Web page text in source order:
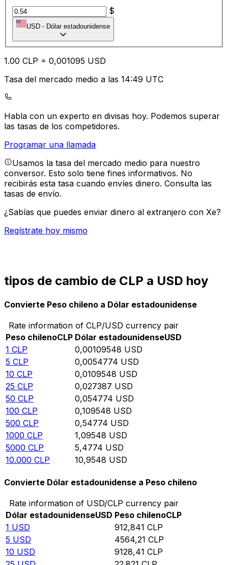
$
USD - Dólar estadounidense
1.00 CLP = 0,001095 USD
Tasa del mercado medio a las 14:49 UTC
Habla con un experto en divisas hoy. Podemos superar
las tasas de los competidores.
Programar una llamada
Usamos la tasa del mercado medio para nuestro
conversor. Esto solo tiene fines informativos. No
recibirás esta tasa cuando envíes dinero. Consulta las
tasas de envío.
¿Sabías que puedes enviar dinero al extranjero con Xe?
Regístrate hoy mismo
tipos de cambio de CLP a USD hoy
Convierte Peso chileno a Dólar estadounidense
Rate information of CLP/USD currency pair
Peso chilenoCLP Dólar estadounidenseUSD
1 CLP 0,00109548 USD
5 CLP 0,0054774 USD
10 CLP 0,0109548 USD
25 CLP 0,027387 USD
50 CLP 0,054774 USD
100 CLP 0,109548 USD
500 CLP 0,54774 USD
1000 CLP 1,09548 USD
5000 CLP 5,4774 USD
10.000 CLP 10,9548 USD
Convierte Dólar estadounidense a Peso chileno
Rate information of USD/CLP currency pair
Dólar estadounidenseUSD Peso chilenoCLP
1 USD 912,841 CLP
5 USD 4564,21 CLP
10 USD 9128,41 CLP